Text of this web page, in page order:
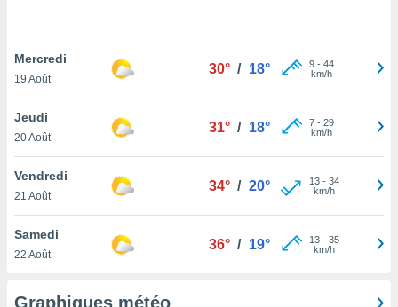
notre
que
et que
Mercredi
19 Août
30° / 18° 9- 44
km/h
Jeudi
20 Août
31° / 18° 7- 29
km/h
Vendredi
21 Août
34° / 20° 13- 34
km/h
Samedi
22 Août
36° / 19° 13- 35
km/h
Graphiques météo